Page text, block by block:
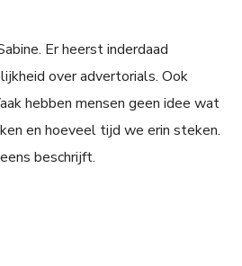
Er heerst inderdaad
over advertorials. Ook
hebben mensen geen idee wat
en hoeveel tijd we erin steken.
beschrijft.